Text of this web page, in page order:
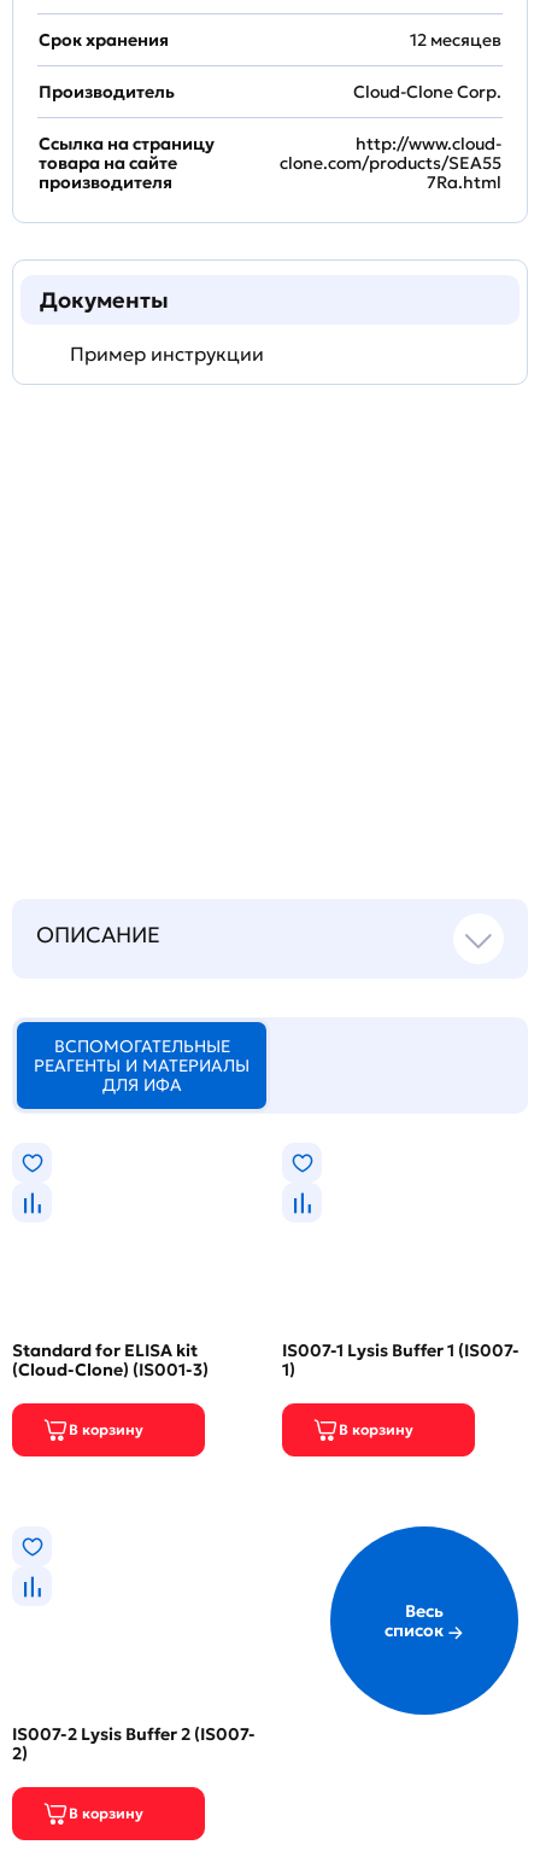
Срок хранения 12 месяцев
Производитель Cloud-Clone Corp.
Ссылка на страницу
товара на сайте
производителя
http://www.cloud-
clone.com/products/SEA55
7Ra.html
Документы
Пример инструкции
ОПИСАНИЕ
ВСПОМОГАТЕЛЬНЫЕ
РЕАГЕНТЫ И МАТЕРИАЛЫ
ДЛЯ ИФА
Standard for ELISA kit
(Cloud-Clone) (IS001-3)
IS007-1 Lysis Buffer 1 (IS007-
1)
IS007-2 Lysis Buffer 2 (IS007-
2)
Весь
список